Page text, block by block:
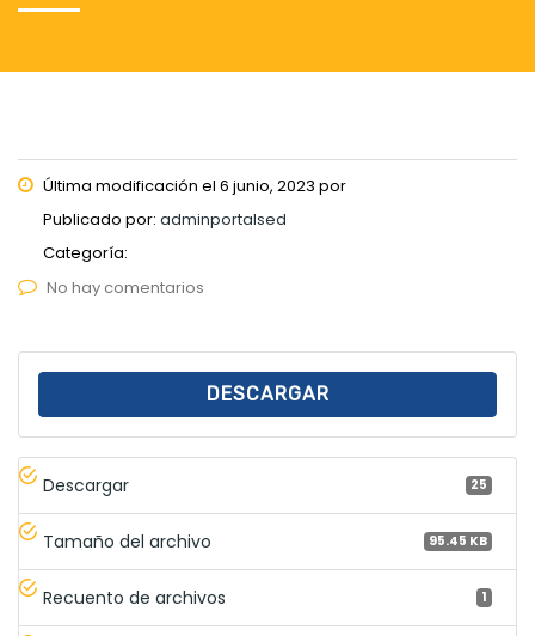
Última modificación el 6 junio, 2023 por
Publicado por: adminportalsed
Categoría:
No hay comentarios
DESCARGAR
Descargar 25
Tamaño del archivo 95.45 KB
Recuento de archivos 1